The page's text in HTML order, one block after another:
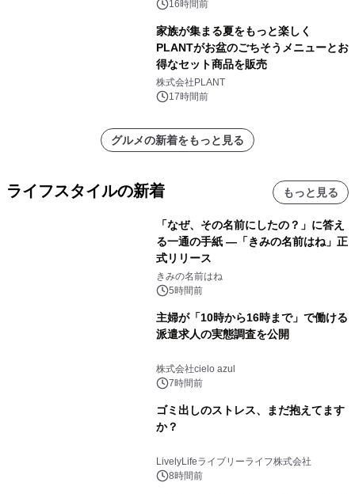
16時間前
家族が集まる夏をもっと楽しく
PLANTがお盆のごちそうメニューとお
得なセット商品を販売
株式会社PLANT
17時間前
グルメの新着をもっと見る
ライフスタイルの新着 もっと見る
「なぜ、その名前にしたの？」に答え
る一通の手紙 ―「きみの名前はね」正
式リリース
きみの名前はね
5時間前
主婦が「10時から16時まで」で働ける
派遣求人の実態調査を公開
株式会社cielo azul
7時間前
ゴミ出しのストレス、まだ抱えてます
か？
LivelyLifeライブリーライフ株式会社
8時間前